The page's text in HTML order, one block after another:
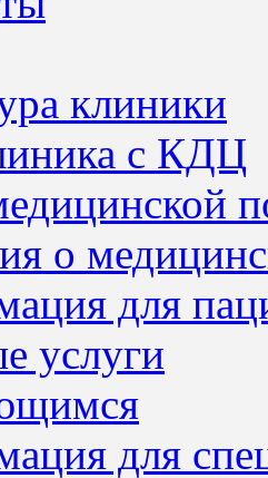
клиники
с КДЦ
о
для
услуги
для